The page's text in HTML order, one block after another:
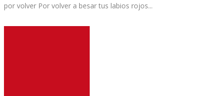
por volver Por volver a besar tus labios rojos...